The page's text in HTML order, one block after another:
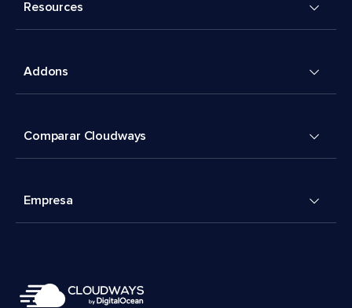
Resources
Addons
Comparar Cloudways
Empresa